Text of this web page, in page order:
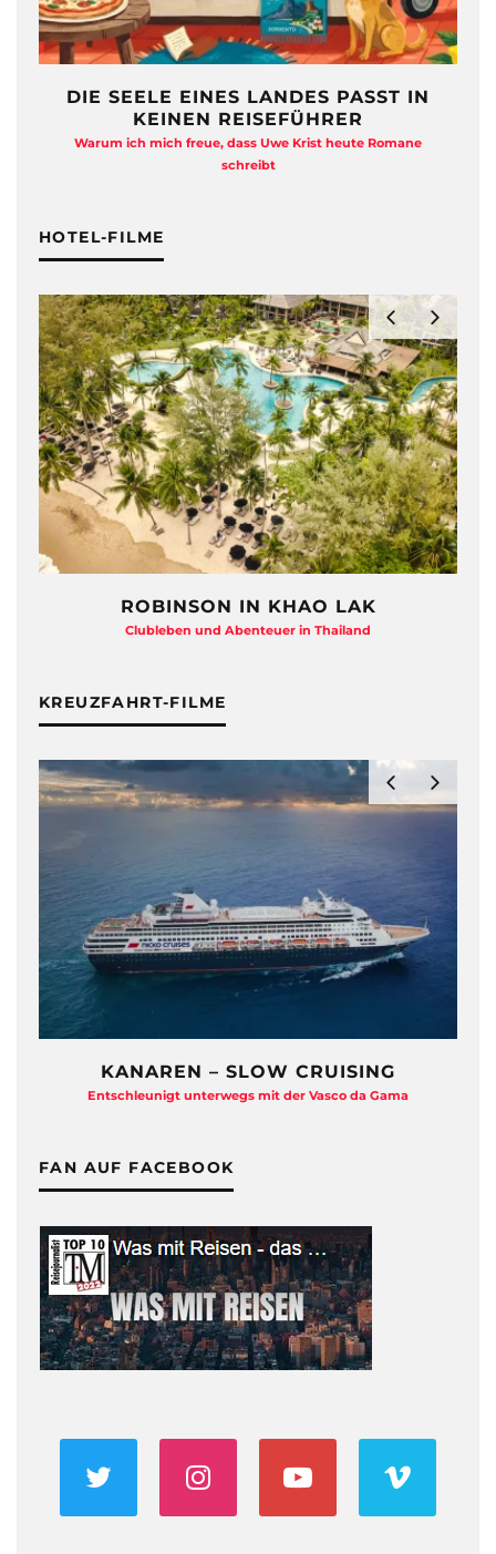
DIE SEELE EINES LANDES PASST IN
KEINEN REISEFÜHRER
Warum ich mich freue, dass Uwe Krist heute Romane
schreibt
HOTEL-FILME
ROBINSON IN KHAO LAK
Clubleben und Abenteuer in Thailand
KREUZFAHRT-FILME
KANAREN – SLOW CRUISING
Entschleunigt unterwegs mit der Vasco da Gama
FAN AUF FACEBOOK